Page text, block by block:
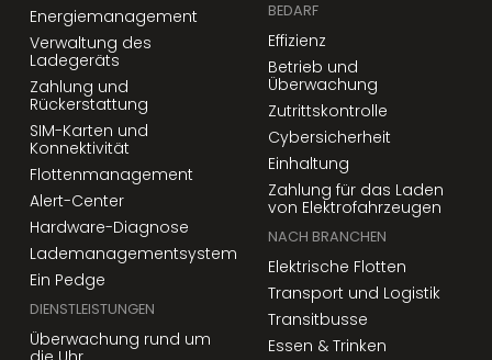
Energiemanagement
Verwaltung des
Ladegeräts
Zahlung und
Rückerstattung
SIM-Karten und
Konnektivität
Flottenmanagement
Alert-Center
Hardware-Diagnose
Lademanagementsystem
Ein Pedge
DIENSTLEISTUNGEN
Überwachung rund um
BEDARF
Effizienz
Betrieb und
Überwachung
Zutrittskontrolle
Cybersicherheit
Einhaltung
Zahlung für das Laden
von Elektrofahrzeugen
NACH BRANCHEN
Elektrische Flotten
Transport und Logistik
Transitbusse
Essen & Trinken